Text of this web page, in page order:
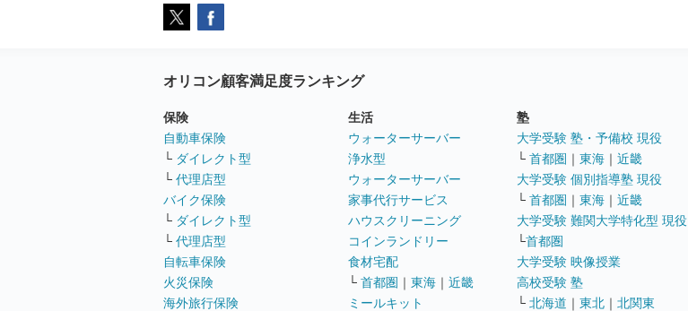
オリコン顧客満足度ランキング
保険
自動車保険
└ ダイレクト型
└ 代理店型
バイク保険
└ ダイレクト型
└ 代理店型
自転車保険
火災保険
海外旅行保険
生活
ウォーターサーバー
浄水型
ウォーターサーバー
家事代行サービス
ハウスクリーニング
コインランドリー
食材宅配
└ 首都圏 ｜ 東海 ｜ 近畿
ミールキット
塾
大学受験 塾・予備校 現役
└ 首都圏 ｜ 東海 ｜ 近畿
大学受験 個別指導塾 現役
└ 首都圏 ｜ 東海 ｜ 近畿
大学受験 難関大学特化型 現役
└首都圏
大学受験 映像授業
高校受験 塾
└ 北海道 ｜ 東北 ｜ 北関東